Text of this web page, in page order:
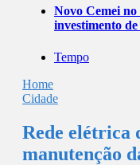
Novo Cemei
investimento
Tempo
Home
Cidade
Rede elétrica
manutenção